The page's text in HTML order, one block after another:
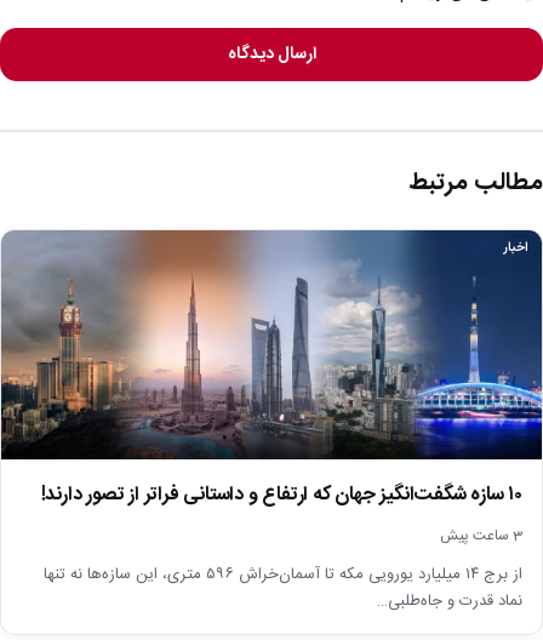
ارسال دیدگاه
مطالب مرتبط
اخبار
۱۰ سازه شگفت‌انگیز جهان که ارتفاع و داستانی فراتر از تصور دارند!
3 ساعت پیش
از برج ۱۴ میلیارد یورویی مکه تا آسمان‌خراش ۵۹۶ متری، این سازه‌ها نه تنها
نماد قدرت و جاه‌طلبی…